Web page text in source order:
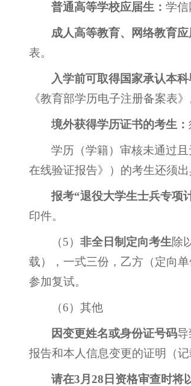
普通高等学校应届生：学信
成人高等教育、网络教育
表。
入学前可取得国家承认本
《教育部学历电子注册备案表》
境外获得学历证书的考生：
学历（学籍）审核未通过
在线验证报告》）的考生还须
报考“退役大学生士兵专项
印件。
（5）非全日制定向考生除
载），一式三份，乙方（定向
参加复试。
（6）其他
因变更姓名或身份证号码
报告和本人信息变更的证明（
请在3月28 日 资格审查时将